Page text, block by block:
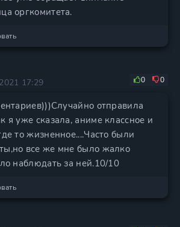
оргкомитета.
17:29
0 0
отправила
я уже сказала, аниме классное и
то жизненное....Часто были
все же мне было жалко
наблюдать за ней.10/10